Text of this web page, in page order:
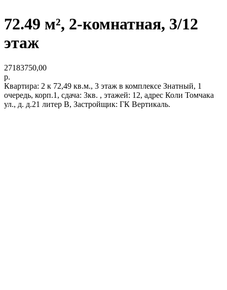
72.49 м², 2-комнатная, 3/12
этаж
27183750,00
р.
Квартира: 2 к 72,49 кв.м., 3 этаж в комплексе Знатный, 1
очередь, корп.1, сдача: 3кв. , этажей: 12, адрес Коли Томчака
ул., д. д.21 литер В, Застройщик: ГК Вертикаль.